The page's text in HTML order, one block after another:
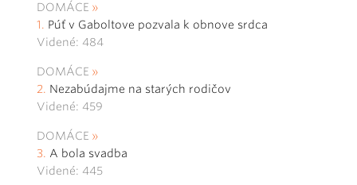
DOMÁCE
Púť v Gaboltove pozvala k obnove srdca
Videné: 484
DOMÁCE
Nezabúdajme na starých rodičov
Videné: 459
DOMÁCE
A bola svadba
Videné: 445